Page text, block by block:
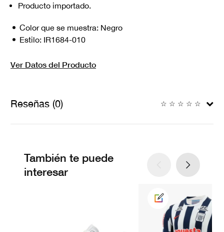
Producto importado.
Color que se muestra: Negro
Estilo: IR1684-010
Ver Datos del Producto
Reseñas (0) ☆ ☆ ☆ ☆ ☆
También te puede
interesar